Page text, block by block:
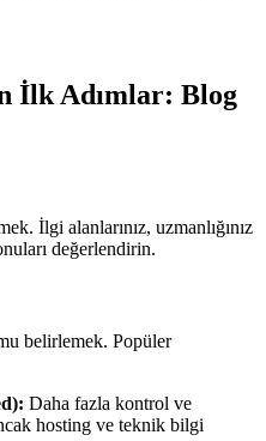
İlk Adımlar: Blog
İlgi alanlarınız, uzmanlığınız
değerlendirin.
belirlemek. Popüler
Daha fazla kontrol ve
hosting ve teknik bilgi